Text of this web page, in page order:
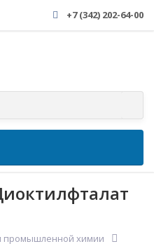
+7 (342) 202-64-00
промышленной химии